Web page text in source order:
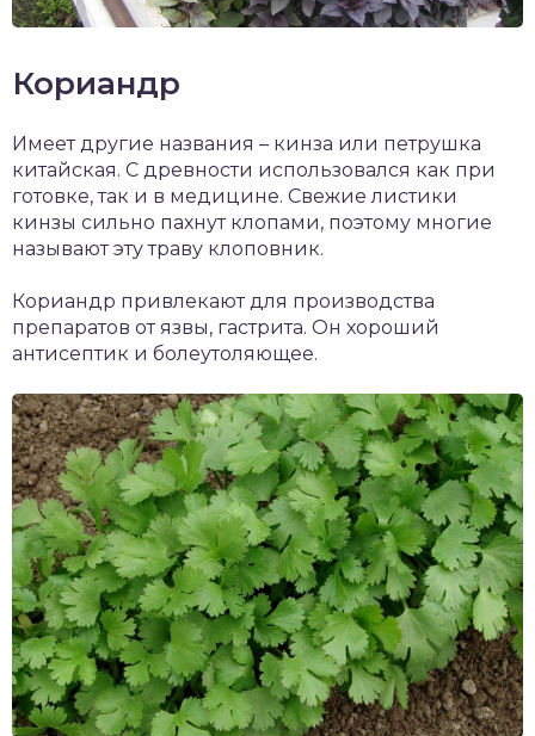
Кориандр
Имеет другие названия – кинза или петрушка
китайская. С древности использовался как при
готовке, так и в медицине. Свежие листики
кинзы сильно пахнут клопами, поэтому многие
называют эту траву клоповник.
Кориандр привлекают для производства
препаратов от язвы, гастрита. Он хороший
антисептик и болеутоляющее.